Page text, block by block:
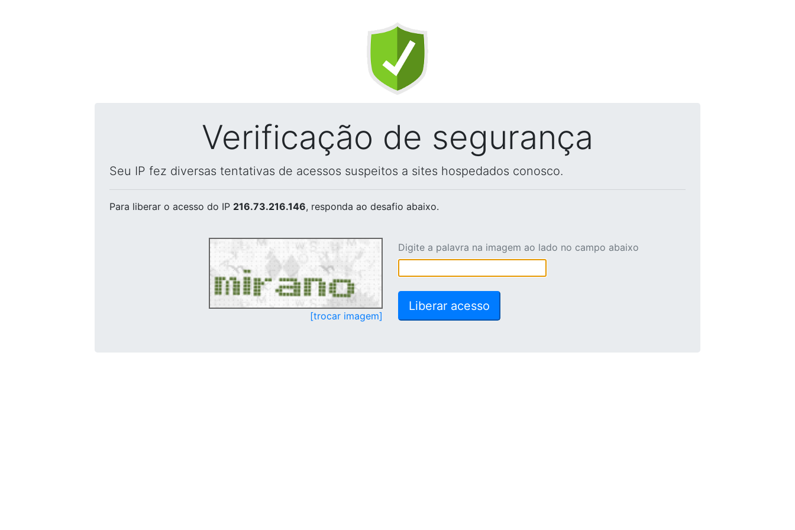
Verificação de segurança
Seu IP fez diversas tentativas de acessos suspeitos a sites hospedados conosco.
Para liberar o acesso do IP 216.73.216.146, responda ao desafio abaixo.
[trocar imagem]
Digite a palavra na imagem ao lado no campo abaixo